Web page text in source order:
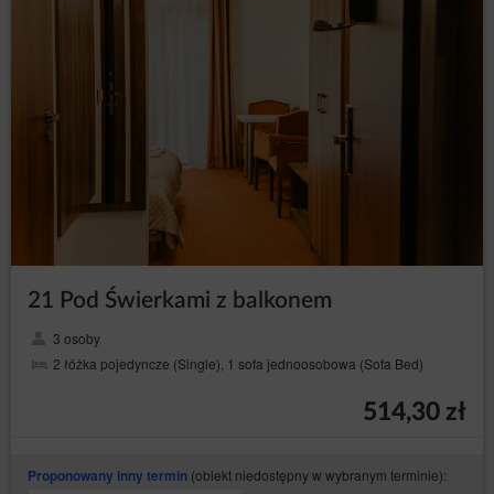
niezbędny do usunięcia przeszkód technicznych i
VII REKLAMACJE
Klient ma prawo do korzystania z prawa do reklamacji usług.
Reklamacje będą rozpatrywanie w odniesieniu o zapisy
Regulaminu oraz stosownie do obowiązujących w tej mierze
przepisów prawa.
Warunkiem rozpatrzenia reklamacji jest złożenie jej w formie
pisemnej do siedziby biura, na adres wskazany w zakładce
„kontakt” umieszczony na stronie internetowej obiektu.
Rozpatrywanie reklamacji jest w terminie 30 dni od daty jej
otrzymania. Informacje o rozpatrzeniu reklamacji zostaną
przekazane Klientowi na wskazany przez niego adres do
kontaktu
Europejskiego i Rady (UE) 2016/679 z dnia 27 kwietnia 2016 r. w
danych osobowych i w sprawie swobodnego przepływu takich
dalej: RODO) przyjmuję do wiadomości, że:
21 Pod Świerkami z balkonem
3 osoby
2 łóżka pojedyncze (Single), 1 sofa jednoosobowa (Sofa Bed)
514,30 zł
Proponowany inny termin (obiekt niedostępny w wybranym terminie):